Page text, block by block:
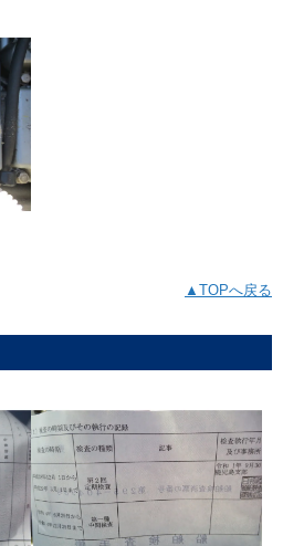
▲TOPへ戻る